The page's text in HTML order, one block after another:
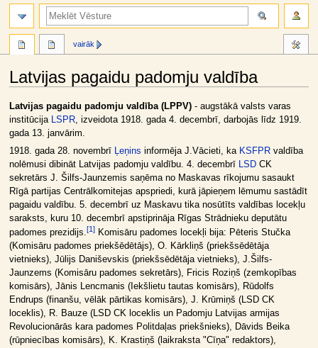
Latvijas pagaidu padomju valdība
Jump
to
navigation
Jump
to
search
Latvijas pagaidu padomju valdība (LPPV)- augstākā valsts varas
institūcija
LSPR, izveidota 1918. gada 4. decembrī, darbojās līdz 1919.
gada 13. janvārim.
1918. gada 28. novembrī Ļeņins informēja J.Vācieti, ka KSFPRvaldība
nolēmusi dibināt Latvijas padomju valdību. 4. decembrī LSDCK
sekretārs J. Šilfs-Jaunzemis saņēma no Maskavas rīkojumu sasaukt
Rīgā partijas Centrālkomitejas apspriedi, kurā jāpieņem lēmumu sastādīt
pagaidu valdību. 5. decembrī uz Maskavu tika nosūtīts valdības locekļu
saraksts, kuru 10. decembrī apstiprināja Rīgas Strādnieku deputātu
padomes prezidijs.[1]Komisāru padomes locekļi bija: Pēteris Stučka
(Komisāru padomes priekšēdētājs), O. Kārkliņš (priekšsēdētāja
vietnieks), Jūlijs Daniševskis (priekšsēdētāja vietnieks), J.Šilfs-
Jaunzems (Komisāru padomes sekretārs), Fricis Roziņš (zemkopības
komisārs), Jānis Lencmanis (Iekšlietu tautas komisārs), Rūdolfs
Endrups (finanšu, vēlāk pārtikas komisārs), J. Krūmiņš (LSD CK
loceklis), R. Bauze (LSD CK loceklis un Padomju Latvijas armijas
Revolucionārās kara padomes Politdaļas priekšnieks), Dāvids Beika
(rūpniecības komisārs), K. Krastiņš (laikraksta "Cīņa" redaktors),
vairāk
meklēt